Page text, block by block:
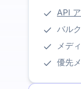
API
バル
メデ
優先